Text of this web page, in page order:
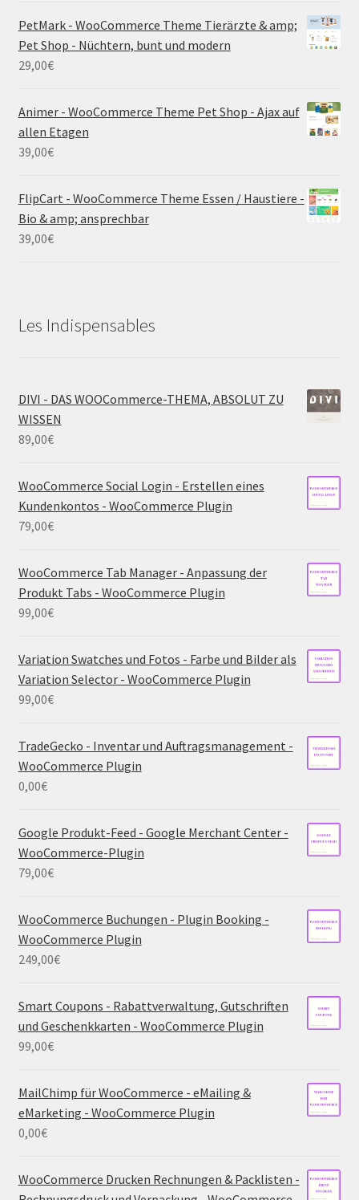
PetMark - WooCommerce Theme Tierärzte & amp;
Pet Shop - Nüchtern, bunt und modern
29,00€
Animer - WooCommerce Theme Pet Shop - Ajax auf
allen Etagen
39,00€
FlipCart - WooCommerce Theme Essen / Haustiere -
Bio & amp; ansprechbar
39,00€
Les Indispensables
DIVI - DAS WOOCommerce-THEMA, ABSOLUT ZU
WISSEN
89,00€
WooCommerce Social Login - Erstellen eines
Kundenkontos - WooCommerce Plugin
79,00€
WooCommerce Tab Manager - Anpassung der
Produkt Tabs - WooCommerce Plugin
99,00€
Variation Swatches und Fotos - Farbe und Bilder als
Variation Selector - WooCommerce Plugin
99,00€
TradeGecko - Inventar und Auftragsmanagement -
WooCommerce Plugin
0,00€
Google Produkt-Feed - Google Merchant Center -
WooCommerce-Plugin
79,00€
WooCommerce Buchungen - Plugin Booking -
WooCommerce Plugin
249,00€
Smart Coupons - Rabattverwaltung, Gutschriften
und Geschenkkarten - WooCommerce Plugin
99,00€
MailChimp für WooCommerce - eMailing &
eMarketing - WooCommerce Plugin
0,00€
WooCommerce Drucken Rechnungen & Packlisten -